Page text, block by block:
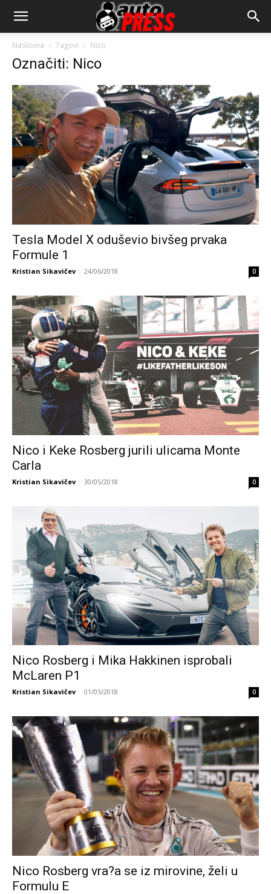
AutopressHR
Naslovna Tagovi Nico
Označiti: Nico
Tesla Model X oduševio bivšeg prvaka
Formule 1
Kristian Sikavičev - 24/06/2018 0
Nico i Keke Rosberg jurili ulicama Monte
Carla
Kristian Sikavičev - 30/05/2018 0
Nico Rosberg i Mika Hakkinen isprobali
McLaren P1
Kristian Sikavičev - 01/05/2018 0
Nico Rosberg vra?a se iz mirovine, želi u
Formulu E